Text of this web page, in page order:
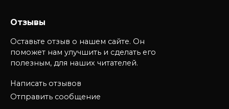
Отзывы
Оставьте отзыв о нашем сайте. Он
поможет нам улучшить и сделать его
полезным, для наших читателей.
Написать отзывов
Отправить сообщение